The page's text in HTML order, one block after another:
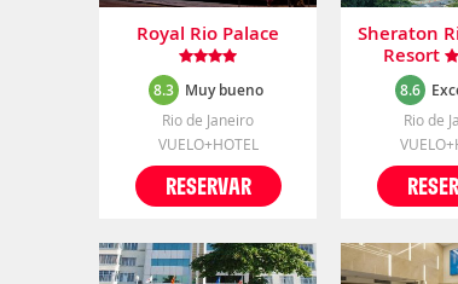
Royal Rio Palace
8.3 Muy bueno
Rio de Janeiro
VUELO+HOTEL
RESERVAR
Sheraton
Resort
8.6
Rio de